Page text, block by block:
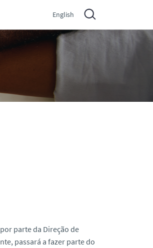
English
parte da Direção de
passará a fazer parte do